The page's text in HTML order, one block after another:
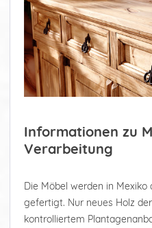
Informationen zu
Verarbeitung
Die Möbel werden in Mexiko
gefertigt. Nur neues Holz
kontrolliertem